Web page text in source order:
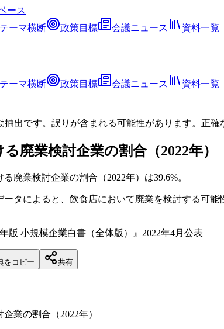
ース
テーマ横断 政策目標 会議ニュース 資料一覧
テーマ横断 政策目標 会議ニュース
資料一覧
抽出です。誤りが含まれる可能性があります。正確
廃業検討企業の割合（2022年
廃業検討企業の割合（2022年）は39.6%。
ータによると、飲食店において廃業を検討する可
版 小規模企業白書（全体版）』2022年4月公表
をコピー 共有
業の割合（2022年）